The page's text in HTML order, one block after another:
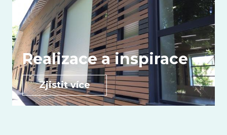
Realizace a inspirace
Zjistit více